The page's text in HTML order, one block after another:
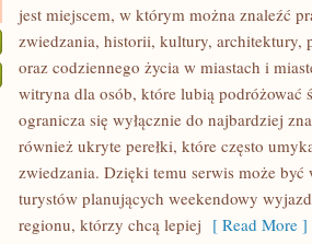
jest miejscem, w którym można znaleźć
zwiedzania, historii, kultury, architektury,
oraz codziennego życia w miastach i
witryna dla osób, które lubią podróżować
ogranicza się wyłącznie do najbardziej
również ukryte perełki, które często
zwiedzania. Dzięki temu serwis może
turystów planujących weekendowy
regionu, którzy chcą lepiej [ Read More ]